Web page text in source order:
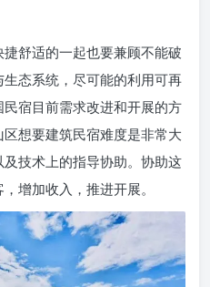
舒适的一起也要兼顾不能破
态系统，尽可能的利用可再
宿目前需求改进和开展的方
想要建筑民宿难度是非常大
技术上的指导协助。协助这
增加收入，推进开展。